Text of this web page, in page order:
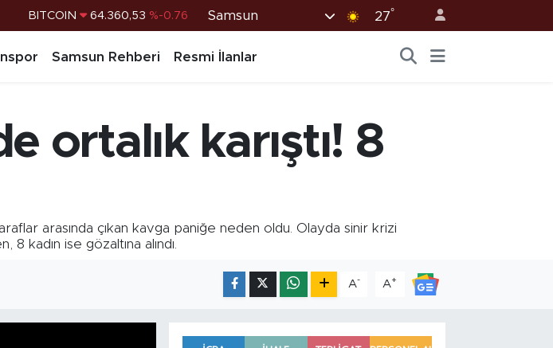
BITCOIN 64.360,53 %-0.76
6574.81 %1.44
BİST100 13.887 %64
Samsun 27°
Samsun Rehberi Resmi İlanlar
ortalık karıştı! 8
arasında çıkan kavga paniğe neden oldu. Olayda sinir krizi
kadın ise gözaltına alındı.
A- A+